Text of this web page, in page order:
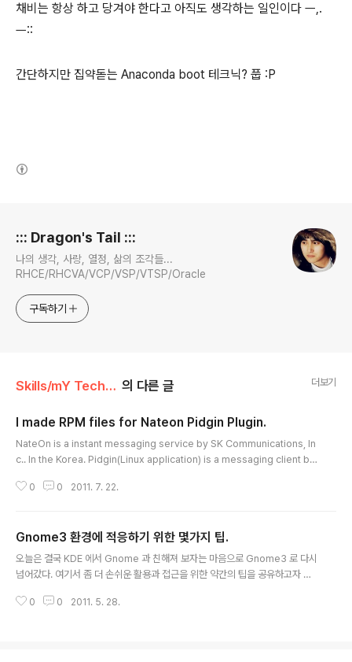
채비는 항상 하고 당겨야 한다고 아직도 생각하는 일인이다 ㅡ,.
ㅡ::
간단하지만 집약돋는 Anaconda boot 테크닉? 풉 :P
::: Dragon's Tail :::
나의 생각, 사랑, 열정, 삶의 조각들...
RHCE/RHCVA/VCP/VSP/VTSP/Oracle
구독하기
Skills/mY Technutz 의 다른 글 더보기
I made RPM files for Nateon Pidgin Plugin.
NateOn is a instant messaging service by SK Communications, In
c.. In the Korea. Pidgin(Linux application) is a messaging client ba
aging services at once. Pidgin plugin for NateOn instant messagi
y support to..
0 0 2011. 7. 22.
Gnome3 환경에 적응하기 위한 몇가지 팁.
오늘은 결국 KDE 에서 Gnome 과 친해져 보자는 마음으로 Gnome3 로 다시
넘어갔다. 여기서 좀 더 손쉬운 활용과 접근을 위한 약간의 팁을 공유하고자 한
다. 각 익스텐션의 내용은 다음과 같다. 1. gnome-shell-extensions alter
0 0 2011. 5. 28.